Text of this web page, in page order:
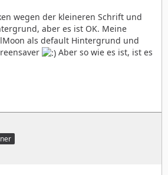
wegen der kleineren Schrift und
aber es ist OK. Meine
als default Hintergrund und
Aber so wie es ist, ist es